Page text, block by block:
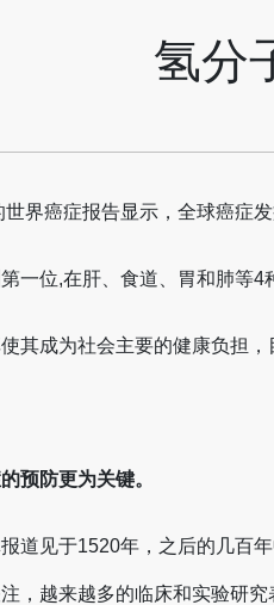
氢分
界癌症报告显示，全球癌症
一位,在肝、食道、胃和肺等
其成为社会主要的健康负担
预防更为关键。
道见于1520年，之后的几百
，越来越多的临床和实验研